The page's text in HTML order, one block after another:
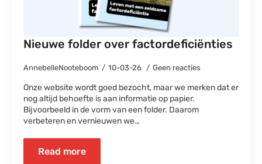
Nieuwe folder over factordeficiënties
AnnebelleNooteboom 10-03-26 Geen reacties
Onze website wordt goed bezocht, maar we merken dat er
nog altijd behoefte is aan informatie op papier.
Bijvoorbeeld in de vorm van een folder. Daarom
verbeteren en vernieuwen we…
Read more